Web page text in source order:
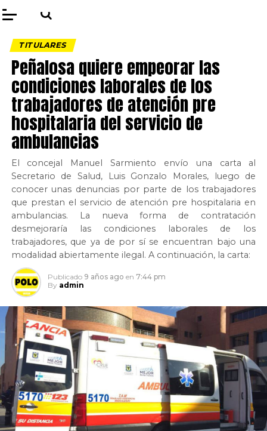
TITULARES
Peñalosa quiere empeorar las
condiciones laborales de los
trabajadores de atención pre
hospitalaria del servicio de
ambulancias
El concejal Manuel Sarmiento envío una carta al
Secretario de Salud, Luis Gonzalo Morales, luego de
conocer unas denuncias por parte de los trabajadores
que prestan el servicio de atención pre hospitalaria en
ambulancias. La nueva forma de contratación
desmejoraría las condiciones laborales de los
trabajadores, que ya de por sí se encuentran bajo una
modalidad abiertamente ilegal. A continuación, la carta:
Publicado 9 años ago en 7:44 pm
By admin